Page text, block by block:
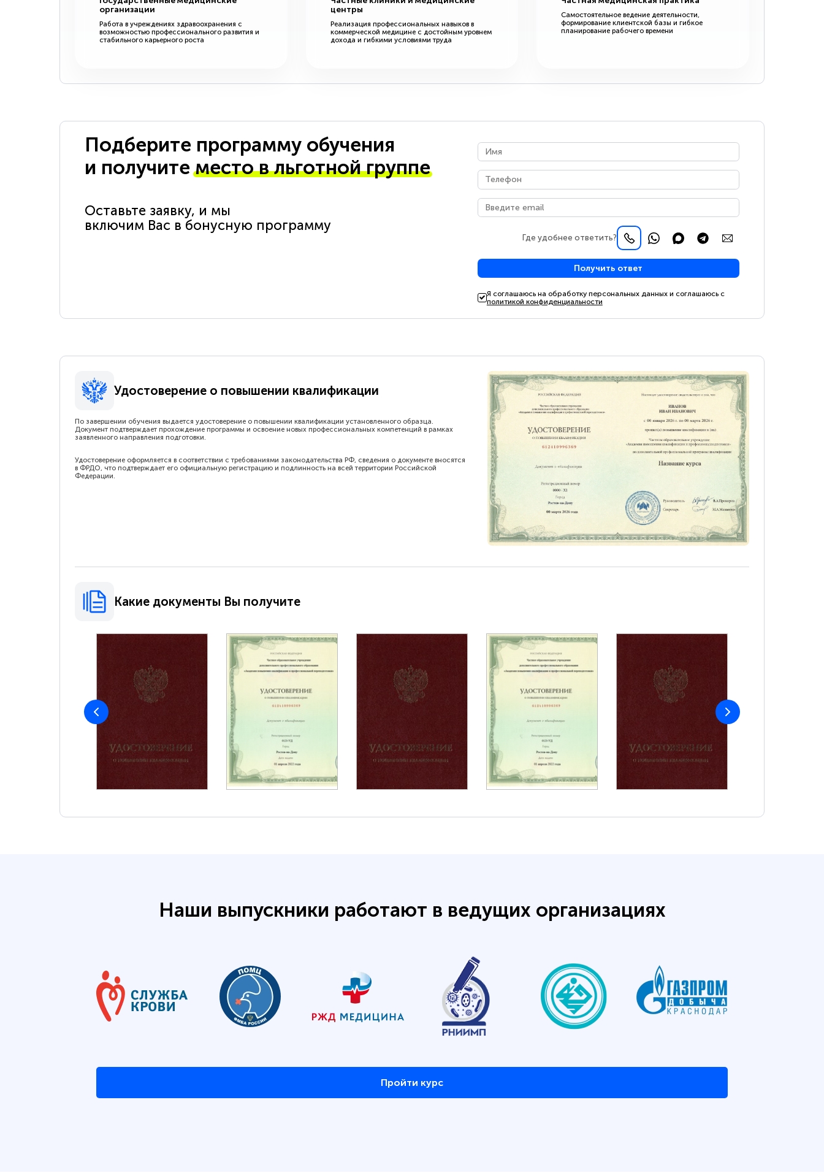
организации
Работа в учреждениях здравоохранения с
возможностью профессионального развития и
стабильного карьерного роста
центры
Реализация профессиональных навыков в
коммерческой медицине с достойным уровнем
дохода и гибкими условиями труда
Самостоятельное ведение деятельности,
формирование клиентской базы и гибкое
планирование рабочего времени
Подберите программу обучения
и получитеместо в льготной группе
Оставьте заявку, и мы
включим Вас в бонусную программу
Где удобнее ответить?
Получить ответ
Я соглашаюсь на обработку персональных данных и соглашаюсь с
политикой конфиденциальности
Удостоверение о повышении квалификации
По завершении обучения выдается удостоверение о повышении квалификации установленного образца.
Документ подтверждает прохождение программы и освоение новых профессиональных компетенций в рамках
заявленного направления подготовки.
Удостоверение оформляется в соответствии с требованиями законодательства РФ, сведения о документе вносятся
в ФРДО, что подтверждает его официальную регистрацию и подлинность на всей территории Российской
Федерации.
Какие документы Вы получите
Наши выпускники работают в ведущих организациях
Пройти курс